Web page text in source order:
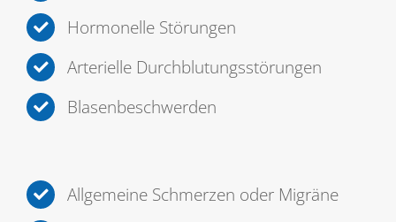
Hormonelle Störungen
Arterielle Durchblutungsstörungen
Blasenbeschwerden
Allgemeine Schmerzen oder Migräne